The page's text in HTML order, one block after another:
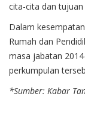
cita-cita dan tujuan
Dalam
Rumah dan
masa jabatan
perkumpulan
*Sumber: Kabar